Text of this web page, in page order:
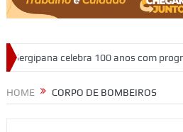
programação sobre memória,
HOME CORPO DE BOMBEIROS